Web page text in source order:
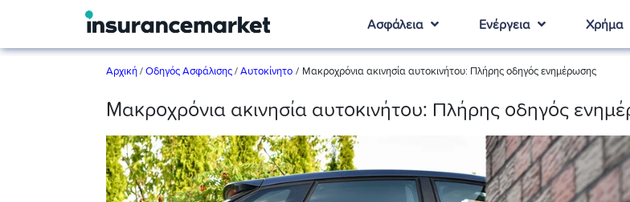
Ασφάλεια Ενέργεια Χρήμα
Αρχική / Οδηγός Ασφάλισης / Αυτοκίνητο / Μακροχρόνια ακινησία αυτοκινήτου: Πλήρης οδηγός ενημέρωσης
Μακροχρόνια ακινησία αυτοκινήτου: Πλήρης οδηγός